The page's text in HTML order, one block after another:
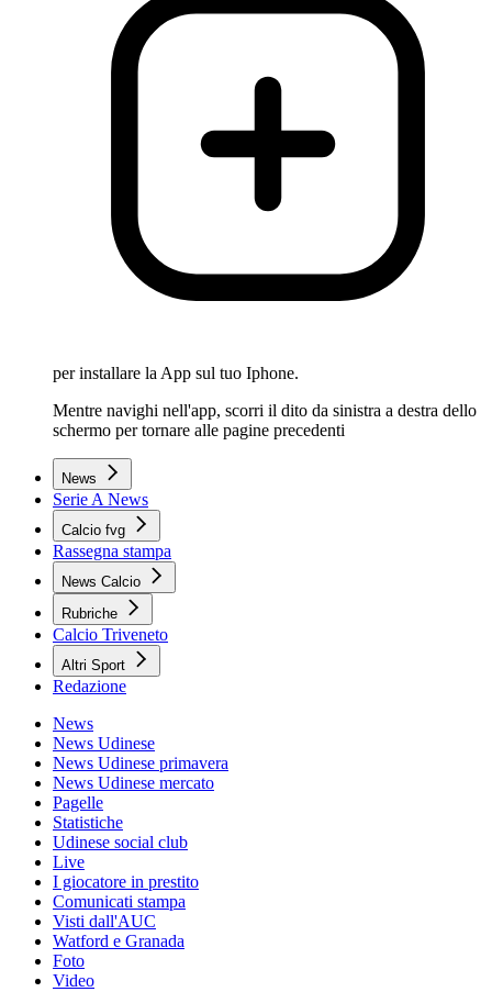
per installare la App sul tuo Iphone.
Mentre navighi nell'app, scorri il dito da sinistra a destra dello
schermo per tornare alle pagine precedenti
News
Serie A News
Calcio fvg
Rassegna stampa
News Calcio
Rubriche
Calcio Triveneto
Altri Sport
Redazione
News
News Udinese
News Udinese primavera
News Udinese mercato
Pagelle
Statistiche
Udinese social club
Live
I giocatore in prestito
Comunicati stampa
Visti dall'AUC
Watford e Granada
Foto
Video